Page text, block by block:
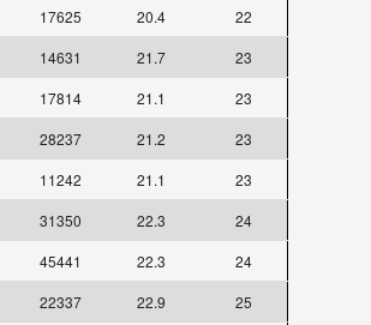
17625 20.4
22
14631 21.7
23
17814 21.1
23
28237 21.2
23
11242 21.1
23
31350 22.3
24
45441 22.3
24
22337 22.9
25